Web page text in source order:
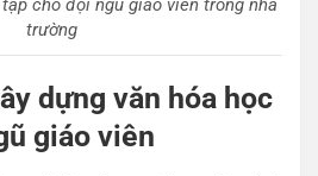
cho đội ngũ giáo viên trong nhà
trường
dựng văn hóa học
giáo viên